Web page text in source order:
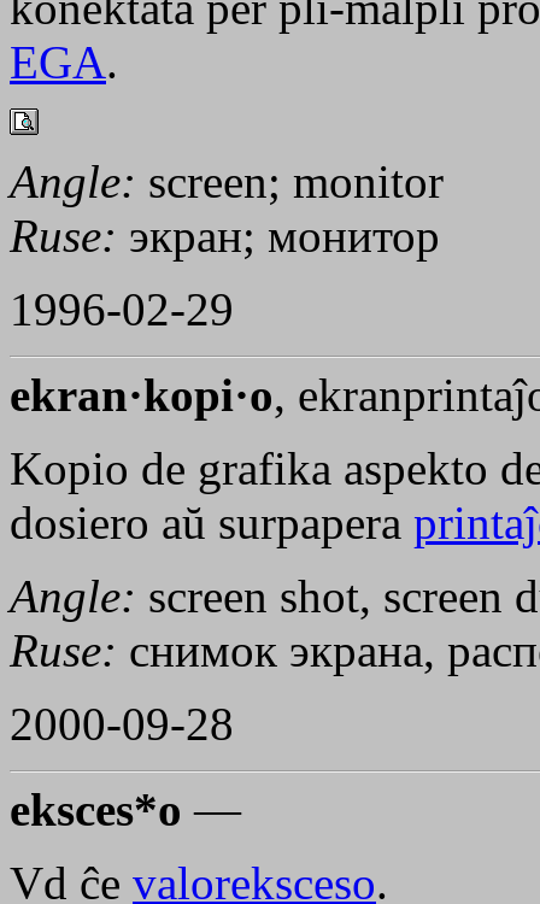
EGA.
Angle: screen; monitor
Ruse: экран; монитор
1996-02-29
ekran·kopi·o,
Kopio de grafika aspekto
dosiero aŭ surpapera
Angle: screen shot, screen
Ruse: снимок экрана,
2000-09-28
eksces*o —
Vd ĉe valoreksceso.